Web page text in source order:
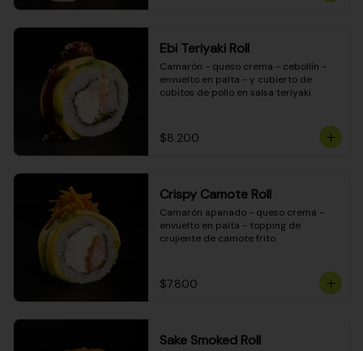
Ebi Teriyaki Roll
Camarón - queso crema - cebollín -
envuelto en palta - y cubierto de
cubitos de pollo en salsa teriyaki
$8.200
Crispy Camote Roll
Camarón apanado - queso crema -
envuelto en palta - topping de
crujiente de camote frito
$7.800
Sake Smoked Roll